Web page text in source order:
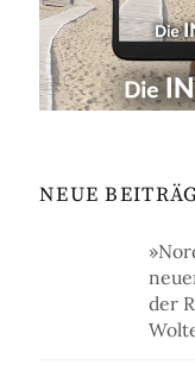
NEUE
der